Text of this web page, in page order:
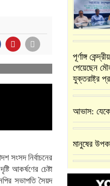
সংসদ নির্বাচনের
আকর্ষণের চেষ্টা
সভাপতি সৈয়দ
পূর্ণাঙ্গ
পেয়েছেন
যুক্তরাষ্ট্র
আভাস:
মানুষের
কড়া হুঁশিয়ারি